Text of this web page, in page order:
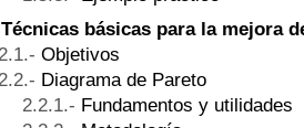
Técnicas básicas para la mejora
Objetivos
Diagrama de Pareto
Fundamentos y utilidades